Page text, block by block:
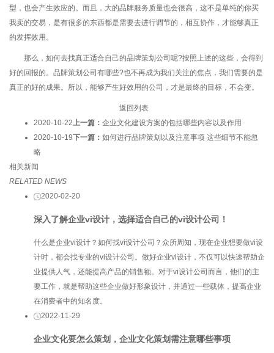
型，也会产生效应的。而且，大的品牌服务质量也会很高，这不是单纯的你买
我卖的交易，是有很多的东西都是需要去进行调节的，相互协作，才能够真正
的发挥效用。
那么，如何去找真正适合自己的品牌策划公司呢?按照上述的这些，会得到
好的回报的。品牌策划公司有哪些?也不再成为我们关注的焦点，我们需要的是
真正的好的成果。所以，能够产生好效用的公司，才是最终的目标，不会变。
返回列表
2020-10-22上一篇： 企业文化建设方案的包括哪些内容以及作用
2020-10-19下一篇： 如何进行品牌策划以及注意事项 这些细节不能忽
略
相关新闻
RELATED NEWS
2020-02-20
深入了解企业vi设计，选择适合自己的vi设计公司！
什么是企业vi设计？如何找vi设计公司？众所周知，现在企业想要做vi设
计时，都会找专业的vi设计公司。做好企业vi设计，不仅可以快速帮助企
业提供人气，还能提高产品的销售额。对于vi设计公司而言，他们的主
要工作，就是帮助这些企业做好形象设计，并通过一些载体，提高企业
在消费者中的知名度。
2022-11-29
企业文化要怎么策划，企业文化策划需注意哪些事项